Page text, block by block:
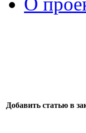
Добавить статью в